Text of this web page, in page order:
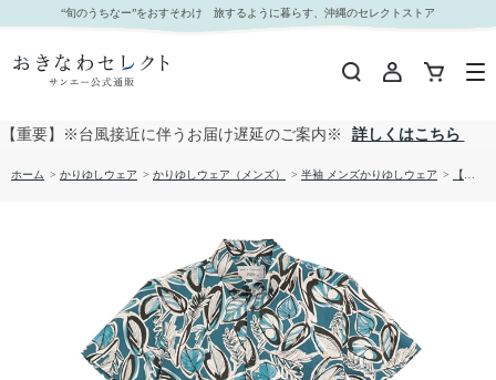
【送料無料】トゥモローリーフ 形態安定 かりゆしウェア P1026-19｜おきなわセレクト サンエ
ー公式通販
“旬のうちなー”をおすそわけ 旅するように暮らす、沖縄のセレクトストア
【重要】※台風接近に伴うお届け遅延のご案内※ 詳しくはこちら
ホーム > かりゆしウェア > かりゆしウェア（メンズ） > 半袖 メンズかりゆしウェア > 【送料無料】トゥモローリーフ 形態安定 かりゆしウェア P1026-19